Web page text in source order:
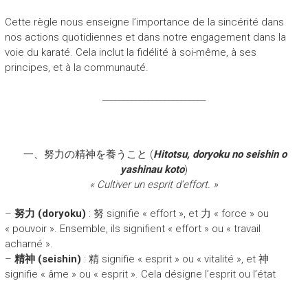
Cette règle nous enseigne l’importance de la sincérité dans
nos actions quotidiennes et dans notre engagement dans la
voie du karaté. Cela inclut la fidélité à soi-même, à ses
principes, et à la communauté.
一、努力の精神を養うこと (Hitotsu, doryoku no seishin o
yashinau koto)
« Cultiver un esprit d’effort. »
– 努力 (doryoku) : 努 signifie « effort », et 力 « force » ou
« pouvoir ». Ensemble, ils signifient « effort » ou « travail
acharné ».
– 精神 (seishin) : 精 signifie « esprit » ou « vitalité », et 神
signifie « âme » ou « esprit ». Cela désigne l’esprit ou l’état